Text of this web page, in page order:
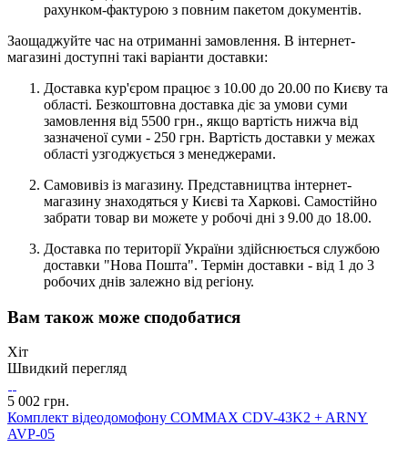
рахунком-фактурою з повним пакетом документів.
Заощаджуйте час на отриманні замовлення. В інтернет-
магазині доступні такі варіанти доставки:
Доставка кур'єром працює з 10.00 до 20.00 по Києву та
області. Безкоштовна доставка діє за умови суми
замовлення від 5500 грн., якщо вартість нижча від
зазначеної суми - 250 грн. Вартість доставки у межах
області узгоджується з менеджерами.
Самовивіз із магазину. Представництва інтернет-
магазину знаходяться у Києві та Харкові. Самостійно
забрати товар ви можете у робочі дні з 9.00 до 18.00.
Доставка по території України здійснюється службою
доставки "Нова Пошта". Термін доставки - від 1 до 3
робочих днів залежно від регіону.
Вам також може сподобатися
Хіт
Швидкий перегляд
5 002 грн.
Комплект відеодомофону COMMAX CDV-43K2 + ARNY
AVP-05